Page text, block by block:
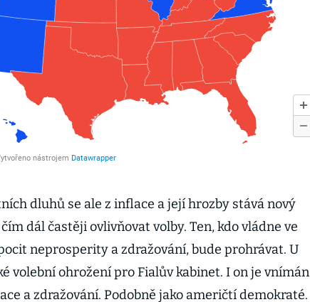
dluhů se ale z inflace a její hrozby stává nový
dál častěji ovlivňovat volby. Ten, kdo vládne ve
neprosperity a zdražování, bude prohrávat. U
volební ohrožení pro Fialův kabinet. I on je vnímán
a zdražování. Podobně jako američtí demokraté.